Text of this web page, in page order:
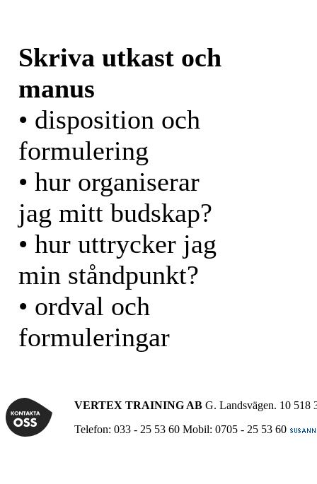
Skriva utkast och
manus
• disposition och
formulering
• hur organiserar
jag mitt budskap?
• hur uttrycker jag
min ståndpunkt?
• ordval och
formuleringar
VERTEX TRAINING AB G. Landsvägen. 10 518
Telefon: 033 - 25 53 60 Mobil: 0705 - 25 53 60